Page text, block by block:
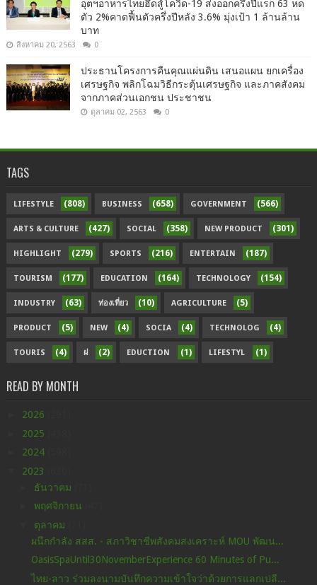
อุตฯอาหารไทยฮึดสู้โควิด-19 ส่งออกครึ่งปีแรก 63 หด
ตัว 2%คาดฟื้นตัวครึ่งปีหลัง 3.6% มุ่งเป้า 1 ล้านล้าน
บาท
สิงหาคม 20, 2563 0
ประธานโครงการคืนคุณแผ่นดิน เสนอแผน ยกเครื่อง
เศรษฐกิจ พลิกโฉมวิธีกระตุ้นเศรษฐกิจ และภาคสังคม
จากภาคส่วนเอกชน ประชาชน
ตุลาคม 02, 2563 0
TAGS
LIFESTYLE (808) BUSINESS (658) GOVERNMENT (566)
ARTS & CULTURE (427) SOCIAL (358) NEW PRODUCT (301)
HIGHLIGHT (279) SPORTS (216) ENTERTAIN (187)
TOURISM (177) EDUCATION (164) TECHNOLOGY (154)
INDUSTRY (63) ท่องเที่ยว (10) AGRICULTURE (5)
PRODUCT (5) NEW (4) SOCIA (4) TECHNOLOG (4)
TOURIS (4) ฝ (2) EDUCTION (1) LIFESTYL (1)
READ BY MONTH
2026
2025
2024
2023
ธันวาคม
พฤศจิกายน
ตุลาคม
ผนึกกำลัง สสส. - สภาวิชาชีพสังคมสงเคราะห์ MOU พัฒน...
OasisSpaUntil30NovemberExperience 60 Minutes of Pu...
ไทย-ลาว ร่วมลงนามบันทึกความเข้าใจว่าด้วยการแลกเปลี...